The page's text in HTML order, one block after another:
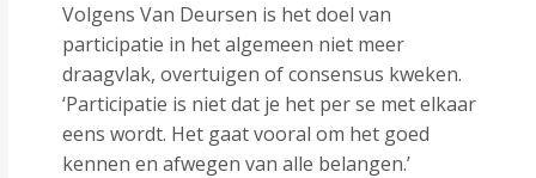
Volgens Van Deursen is het doel van
participatie in het algemeen niet meer
draagvlak, overtuigen of consensus kweken.
‘Participatie is niet dat je het per se met elkaar
eens wordt. Het gaat vooral om het goed
kennen en afwegen van alle belangen.’